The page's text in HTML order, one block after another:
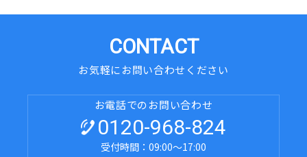
CONTACT
お気軽にお問い合わせください
お電話でのお問い合わせ
0120-968-824
受付時間：09:00～17:00